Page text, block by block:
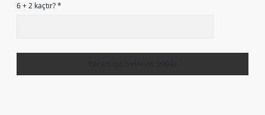
6 + 2 kaçtır?*